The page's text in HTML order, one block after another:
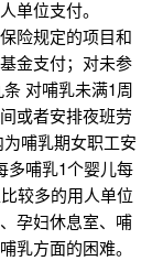
人单位支付。
险规定的项目和
金支付；对未参
对哺乳未满1周
或者安排夜班劳
哺乳期女职工安
多哺乳1个婴儿每
较多的用人单位
孕妇休息室、哺
乳方面的困难。